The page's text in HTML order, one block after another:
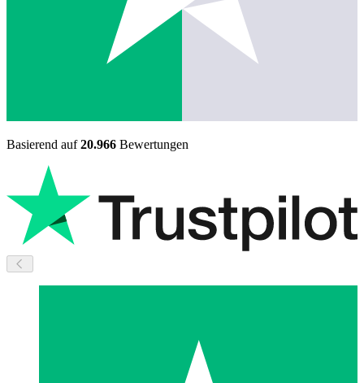
Basierend auf20.966 Bewertungen